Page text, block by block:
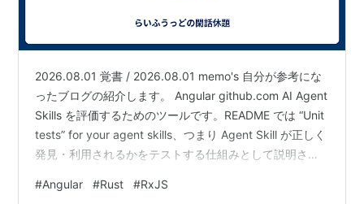
2026.08.01 覚書 / 2026.08.01 memo's 自分が参考にな
ったブログの紹介します。 Angular github.com AI Agent
Skills を評価するためのツールです。README では “Unit
tests” for your agent skills、つまり Agent Skill が正しく
発見・利用されるかをテストする仕組みとして説明され
skillgrade init を実行すると、評価用の eval.yaml を生成
#Angular #Rust #RxJS